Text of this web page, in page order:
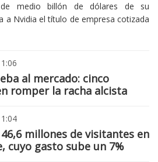
medio billón de dólares de su
a Nvidia el título de empresa cotizada
al mercado: cinco
romper la racha alcista
millones de visitantes en
cuyo gasto sube un 7%